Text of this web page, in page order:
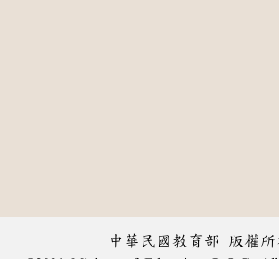
中華民國教育部 版權所